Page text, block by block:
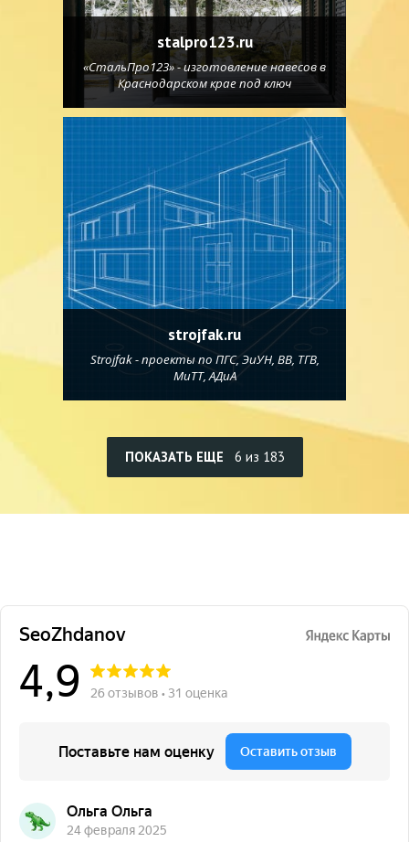
stalpro123.ru
«СтальПро123» - изготовление навесов в
Краснодарском крае под ключ
strojfak.ru
Strojfak - проекты по ПГС, ЭиУН, ВВ, ТГВ,
МиТТ, АДиА
ПОКАЗАТЬ ЕЩЕ 6 из 183